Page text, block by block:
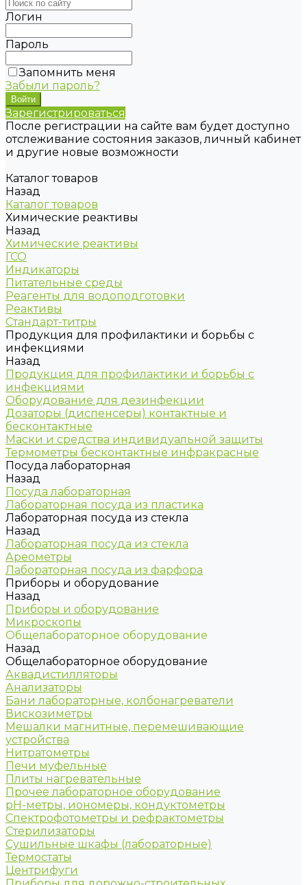
Логин
Пароль
Запомнить меня
Забыли пароль?
Зарегистрироваться
После регистрации на сайте вам будет доступно
отслеживание состояния заказов, личный кабинет
и другие новые возможности
Каталог товаров
Назад
Каталог товаров
Химические реактивы
Назад
Химические реактивы
ГСО
Индикаторы
Питательные среды
Реагенты для водоподготовки
Реактивы
Стандарт-титры
Продукция для профилактики и борьбы с
инфекциями
Назад
Продукция для профилактики и борьбы с
инфекциями
Оборудование для дезинфекции
Дозаторы (диспенсеры) контактные и
бесконтактные
Маски и средства индивидуальной защиты
Термометры бесконтактные инфракрасные
Посуда лабораторная
Назад
Посуда лабораторная
Лабораторная посуда из пластика
Лабораторная посуда из стекла
Назад
Лабораторная посуда из стекла
Ареометры
Лабораторная посуда из фарфора
Приборы и оборудование
Назад
Приборы и оборудование
Микроскопы
Общелабораторное оборудование
Назад
Общелабораторное оборудование
Аквадистилляторы
Анализаторы
Бани лабораторные, колбонагреватели
Вискозиметры
Мешалки магнитные, перемешивающие
устройства
Нитратометры
Печи муфельные
Плиты нагревательные
Прочее лабораторное оборудование
рН-метры, иономеры, кондуктометры
Спектрофотометры и рефрактометры
Стерилизаторы
Сушильные шкафы (лабораторные)
Термостаты
Центрифуги